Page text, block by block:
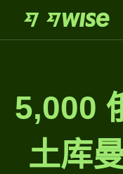
5,000
土库